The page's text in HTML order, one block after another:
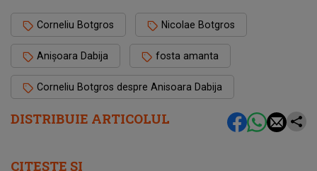
DISTRIBUIE ARTICOLUL
Corneliu Botgros Nicolae Botgros
Anișoara Dabija fosta amanta
Corneliu Botgros despre Anisoara Dabija
CITEȘTE ȘI